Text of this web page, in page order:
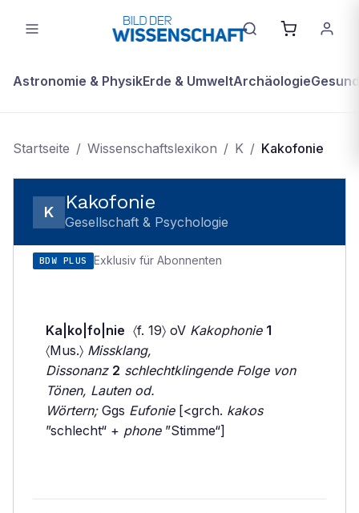
Astronomie & PhysikErde & UmweltArchäologie
Startseite / Wissenschaftslexikon / K / Kakofonie
K Kakofonie
Gesellschaft & Psychologie
BDW PLUS Exklusiv für Abonnenten
Ka|ko|fo|nie 〈f. 19〉 oV Kakophonie 1
〈Mus.〉 Missklang,
Dissonanz 2 schlechtklingende Folge von
Tönen, Lauten od.
Wörtern;Ggs Eufonie[<grch. kakos
”schlecht“ + phone”Stimme“]